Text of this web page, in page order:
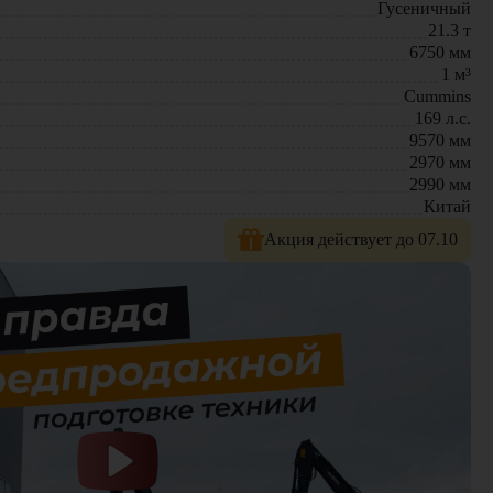
Гусеничный
21.3 т
6750 мм
1 м³
Cummins
169 л.с.
9570 мм
2970 мм
2990 мм
Китай
Акция действует до 07.10